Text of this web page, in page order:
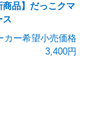
商品】だっこクマ
ス
カー希望小売価格
3,400円